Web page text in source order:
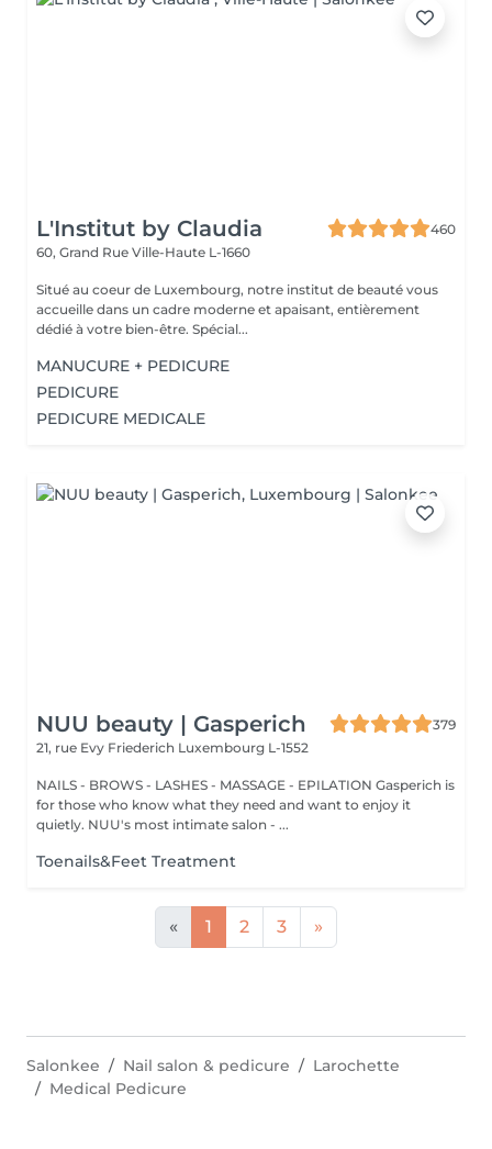
L'Institut by Claudia
460
60, Grand Rue Ville-Haute L-1660
Situé au coeur de Luxembourg, notre institut de beauté vous
accueille dans un cadre moderne et apaisant, entièrement
dédié à votre bien-être. Spécial...
MANUCURE + PEDICURE
PEDICURE
PEDICURE MEDICALE
NUU beauty | Gasperich
379
21, rue Evy Friederich Luxembourg L-1552
NAILS - BROWS - LASHES - MASSAGE - EPILATION Gasperich is
for those who know what they need and want to enjoy it
quietly. NUU's most intimate salon - ...
Toenails&Feet Treatment
« 1 2 3 »
Salonkee Nail salon & pedicure
Larochette
Medical Pedicure